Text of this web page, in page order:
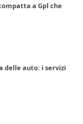
a Gpl che
delle auto: i servizi